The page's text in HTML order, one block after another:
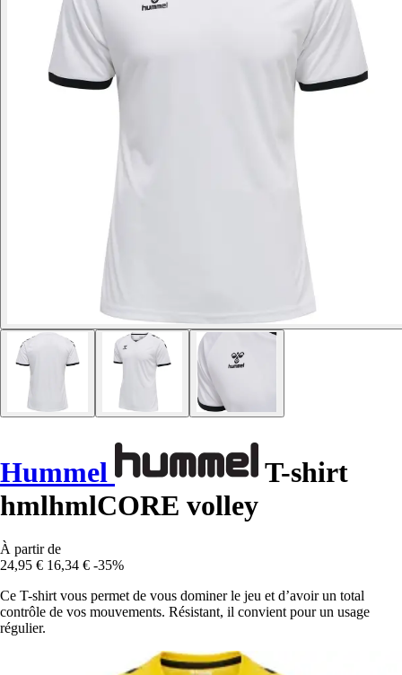
Hummel
T-shirt
hmlhmlCORE volley
À partir de
24,95 € 16,34 € -35%
Ce T-shirt vous permet de vous dominer le jeu et d’avoir un total
contrôle de vos mouvements. Résistant, il convient pour un usage
régulier.